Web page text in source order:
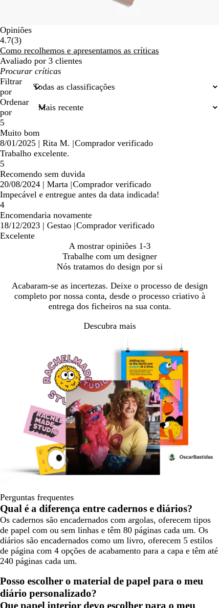
Opiniões
4.7(33
críticas
)
Como recolhemos e apresentamos as críticas
Avaliado por 3 clientes
As
minhas
entradas
de
pesquisa
Filtrar
por
Ordenar
por
5
Muito bom
8/01/2025 | Rita M. |Comprador verificado
Trabalho excelente.
5
Recomendo sem duvida
20/08/2024 | Marta |Comprador verificado
Impecável e entregue antes da data indicada!
4
Encomendaria novamente
18/12/2023 | Gestao |Comprador verificado
Excelente
A mostrar opiniões 1-3
Trabalhe com um designer
Nós tratamos do design por si
Acabaram-se as incertezas. Deixe o processo de design
completo por nossa conta, desde o processo criativo à
entrega dos ficheiros na sua conta.
Descubra mais
Perguntas frequentes
Qual é a diferença entre cadernos e diários?
Os cadernos são encadernados com argolas, oferecem tipos
de papel com ou sem linhas e têm 80 páginas cada um. Os
diários são encadernados como um livro, oferecem 5 estilos
de página com 4 opções de acabamento para a capa e têm até
240 páginas cada um.
Posso escolher o material de papel para o meu
diário personalizado?
Que papel interior devo escolher para o meu